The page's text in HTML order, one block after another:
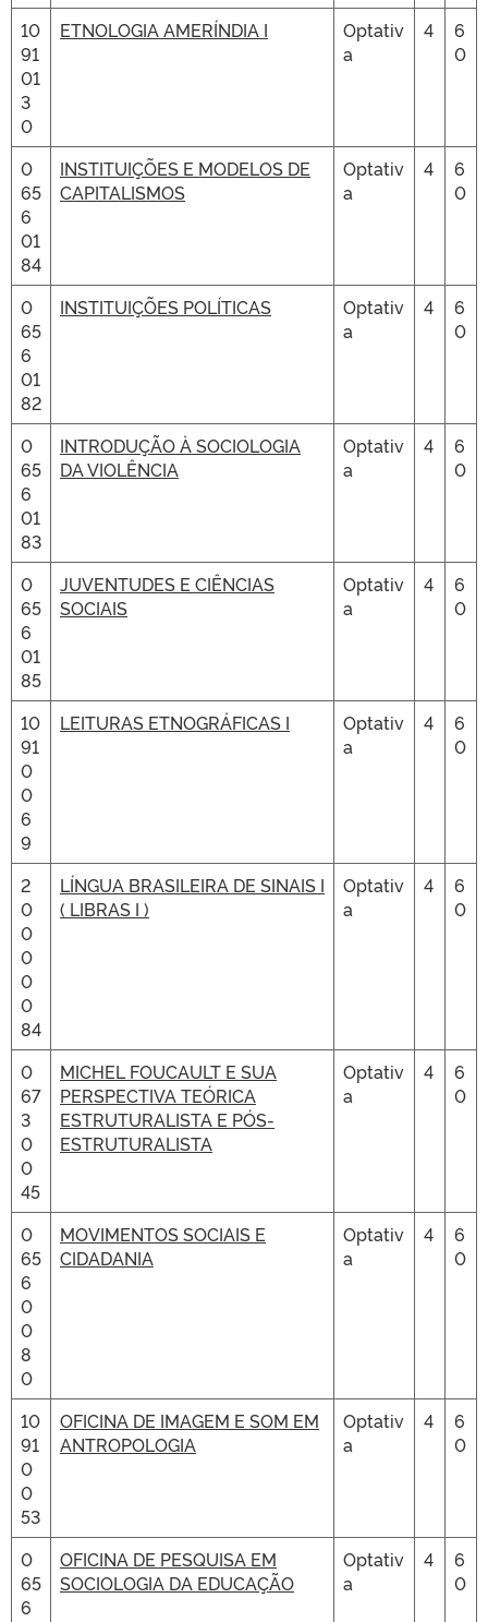
10
91
01
3
0
ETNOLOGIA AMERÍNDIA I
Optativ
a
4
6
0
0
65
6
01
84
INSTITUIÇÕES E MODELOS DE
CAPITALISMOS
Optativ
a
4
6
0
0
65
6
01
82
INSTITUIÇÕES POLÍTICAS
Optativ
a
4
6
0
0
65
6
01
83
INTRODUÇÃO À SOCIOLOGIA
DA VIOLÊNCIA
Optativ
a
4
6
0
0
65
6
01
85
JUVENTUDES E CIÊNCIAS
SOCIAIS
Optativ
a
4
6
0
10
91
0
0
6
9
LEITURAS ETNOGRÁFICAS I
Optativ
a
4
6
0
2
0
0
0
0
0
84
LÍNGUA BRASILEIRA DE SINAIS I
( LIBRAS I )
Optativ
a
4
6
0
0
67
3
0
0
45
MICHEL FOUCAULT E SUA
PERSPECTIVA TEÓRICA
ESTRUTURALISTA E PÓS-
ESTRUTURALISTA
Optativ
a
4
6
0
0
65
6
0
0
8
0
MOVIMENTOS SOCIAIS E
CIDADANIA
Optativ
a
4
6
0
10
91
0
0
53
OFICINA DE IMAGEM E SOM EM
ANTROPOLOGIA
Optativ
a
4
6
0
0
65
6
OFICINA DE PESQUISA EM
SOCIOLOGIA DA EDUCAÇÃO
Optativ
a
4
6
0